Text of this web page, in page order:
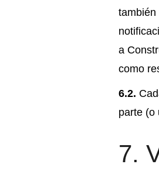
también
a
como
6.2.
parte (o
7.